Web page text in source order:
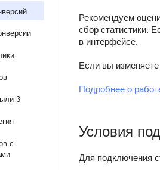
β
с
Рекомендуем
сбор статистики.
в интерфейсе.
Если вы
Подробнее о
Условия
Для подключения